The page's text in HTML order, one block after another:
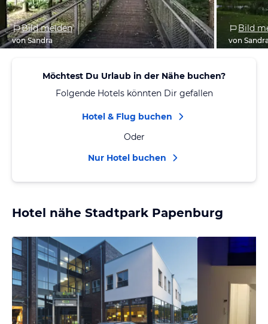
Bild melden
von Sandra
Bild
von
Möchtest Du Urlaub in der Nähe buchen?
Folgende Hotels könnten Dir gefallen
Hotel & Flug buchen
Oder
Nur Hotel buchen
Hotel nähe Stadtpark Papenburg